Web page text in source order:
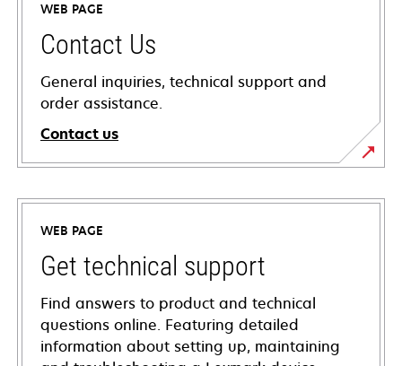
WEB PAGE
Contact Us
General inquiries, technical support and
order assistance.
Contact us
WEB PAGE
Get technical support
Find answers to product and technical
questions online. Featuring detailed
information about setting up, maintaining